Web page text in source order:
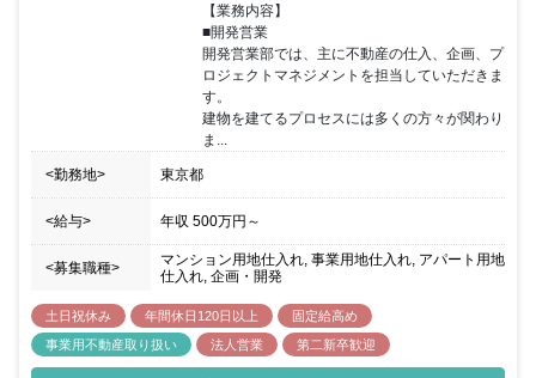
【業務内容】
■開発営業
開発営業部では、主に不動産の仕入、企画、プ
ロジェクトマネジメントを担当していただきま
す。
建物を建てるプロセスには多くの方々が関わり
ま...
<勤務地> 東京都
<給与> 年収 500万円 ～
<募集職種>
マンション用地仕入れ, 事業用地仕入れ, アパート用地
仕入れ, 企画・開発
土日祝休み 年間休日120日以上
固定給高め
事業用不動産取り扱い
法人営業 第二新卒歓迎